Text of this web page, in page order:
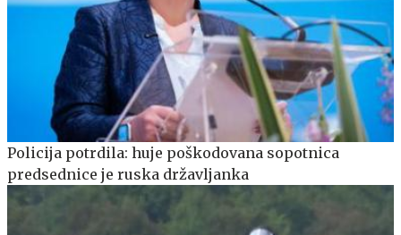
Policija potrdila: huje poškodovana sopotnica
predsednice je ruska državljanka